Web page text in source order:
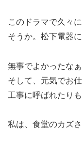
このドラマで久々
そうか。松下電器
無事でよかったなぁ
そして、元気でお
工事に呼ばれたり
私は、食堂のカズ